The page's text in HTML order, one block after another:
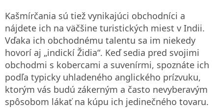
Kašmírčania sú tiež vynikajúci obchodníci a
nájdete ich na väčšine turistických miest v Indii.
Vďaka ich obchodnému talentu sa im niekedy
hovorí aj „indickí Židia“. Keď sedia pred svojimi
obchodmi s kobercami a suvenírmi, spoznáte ich
podľa typicky uhladeného anglického prízvuku,
ktorým vás budú zákerným a často nevyberavým
spôsobom lákať na kúpu ich jedinečného tovaru.